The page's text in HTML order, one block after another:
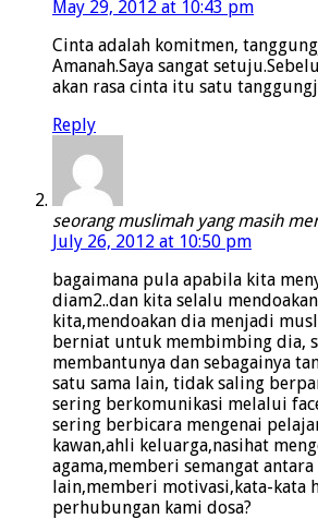
May 29, 2012 at 10:43 pm
Cinta adalah komitmen,
Amanah.Saya sangat
akan rasa cinta itu satu
Reply
seorang muslimah yang masih
July 26, 2012 at 10:50 pm
bagaimana pula apabila kita
diam2..dan kita selalu
kita,mendoakan dia menjadi
berniat untuk membimbing dia,
membantunya dan sebagainya
satu sama lain, tidak saling
sering berkomunikasi melalui
sering berbicara mengenai
kawan,ahli keluarga,nasihat
agama,memberi semangat antara
lain,memberi motivasi,kata-kata
perhubungan kami dosa?